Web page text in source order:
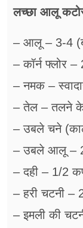
लच्छा आलू
– आलू – 3-4
– कॉर्न फ्लोर
– नमक –
– तेल – तलने
– उबले चने
– उबले आलू –
– दही – 1/2
– हरी चटनी –
– इमली की